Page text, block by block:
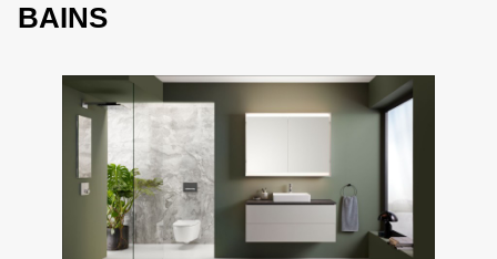
BAINS